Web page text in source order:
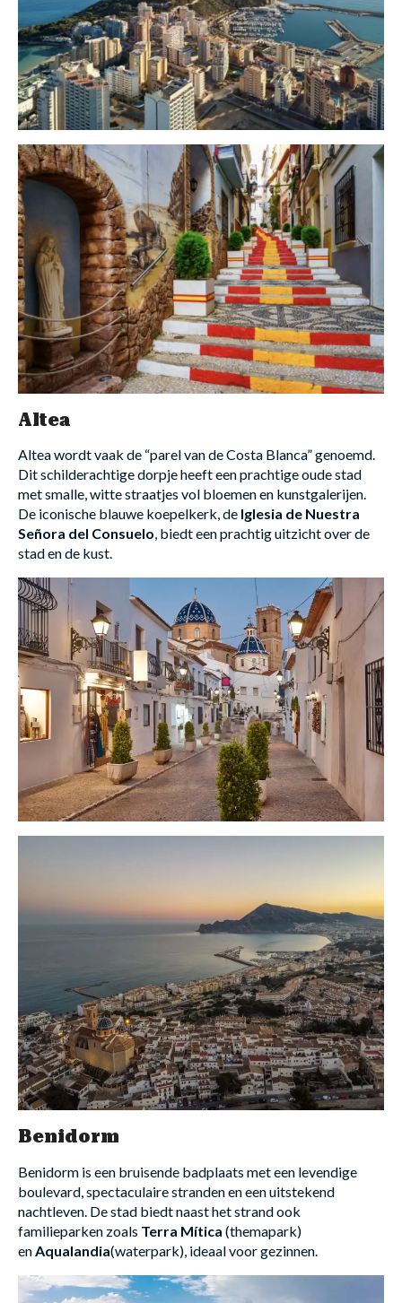
Altea
Altea wordt vaak de “parel van de Costa Blanca” genoemd.
Dit schilderachtige dorpje heeft een prachtige oude stad
met smalle, witte straatjes vol bloemen en kunstgalerijen.
De iconische blauwe koepelkerk, de Iglesia de Nuestra
Señora del Consuelo, biedt een prachtig uitzicht over de
stad en de kust.
Benidorm
Benidorm is een bruisende badplaats met een levendige
boulevard, spectaculaire stranden en een uitstekend
nachtleven. De stad biedt naast het strand ook
familieparken zoals Terra Mítica (themapark)
en Aqualandia(waterpark), ideaal voor gezinnen.